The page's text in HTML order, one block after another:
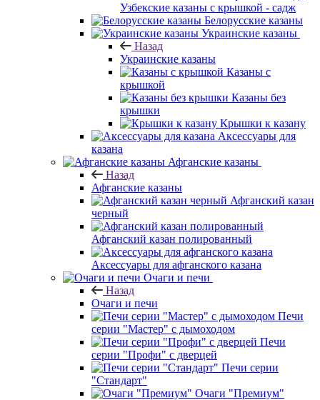
Узбекские казаны с крышкой - садж
Белорусские казаны
Украинские казаны
Назад
Украинские казаны
Казаны с
крышкой
Казаны без
крышки
Крышки к казану
Аксессуары для
казана
Афганские казаны
Назад
Афганские казаны
Афганский казан
черный
Афганский казан полированный
Аксессуары для афганского казана
Очаги и печи
Назад
Очаги и печи
Печи
серии "Мастер" с дымоходом
Печи
серии "Профи" с дверцей
Печи серии
"Стандарт"
Очаги "Премиум"